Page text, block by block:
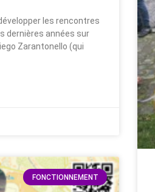
les rencontres
dernières années sur
Zarantonello (qui
FONCTIONNEMENT